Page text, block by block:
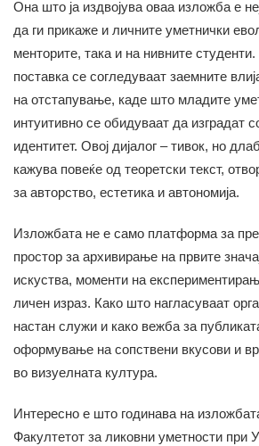
Она што ја издвојува оваа изложба е
да ги прикаже и личните уметнички
менторите, така и на нивните
поставка се согледуваат заемните
на отстапување, каде што младите
интуитивно се обидуваат да изградат
идентитет. Овој дијалог – тивок, но
кажува повеќе од теоретски текст,
за авторство, естетика и автономија.
Изложбата не е само платформа за
простор за архивирање на првите
искуства, моменти на
личен израз. Како што нагласуваат
настан служи и како вежба за
оформување на сопствени вкусови и
во визуелната култура.
Интересно е што годинава на
Факултетот за ликовни уметности